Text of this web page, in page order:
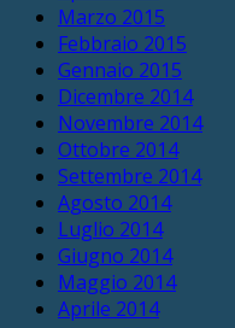
Marzo 2015
Febbraio 2015
Gennaio 2015
Dicembre 2014
Novembre 2014
Ottobre 2014
Settembre 2014
Agosto 2014
Luglio 2014
Giugno 2014
Maggio 2014
Aprile 2014